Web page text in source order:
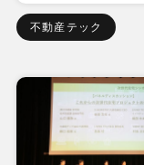
不動産テック